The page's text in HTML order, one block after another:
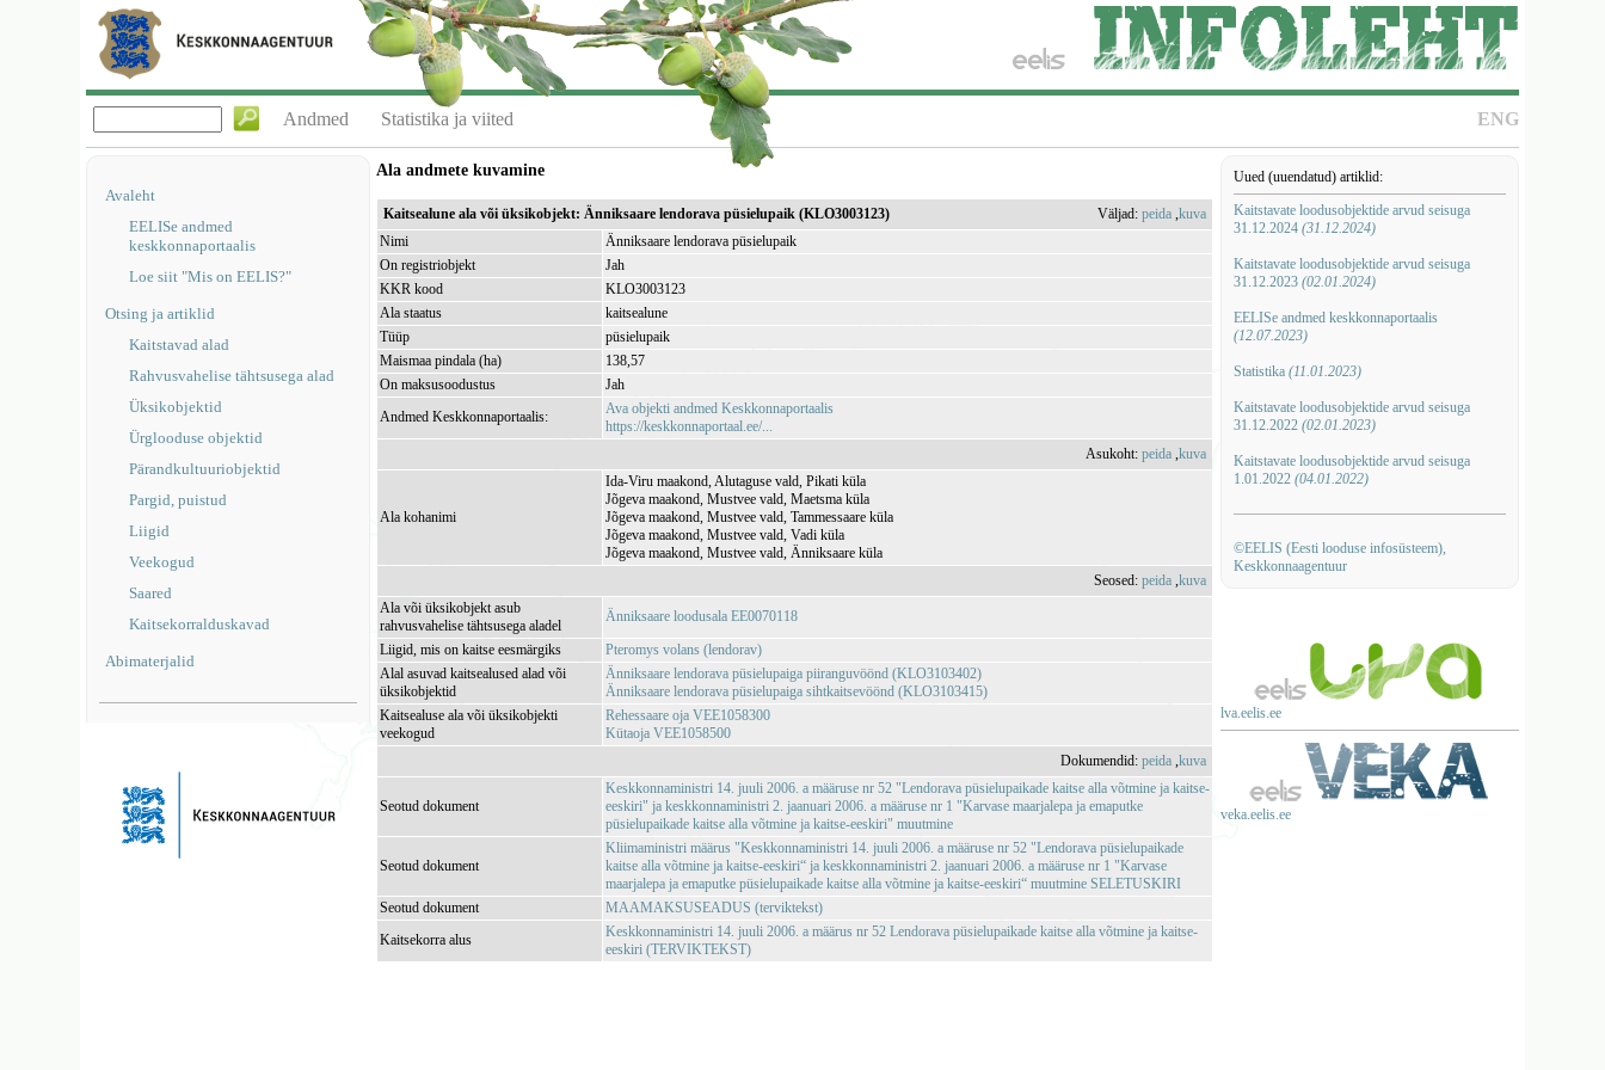
ENG
Andmed Statistika ja viited
Avaleht
EELISe andmed
keskkonnaportaalis
Loe siit "Mis on EELIS?"
Otsing ja artiklid
Kaitstavad alad
Rahvusvahelise tähtsusega alad
Üksikobjektid
Ürglooduse objektid
Pärandkultuuriobjektid
Pargid, puistud
Liigid
Veekogud
Saared
Kaitsekorralduskavad
Abimaterjalid
Uued (uuendatud) artiklid:
Kaitstavate loodusobjektide arvud seisuga
31.12.2024 (31.12.2024)
Kaitstavate loodusobjektide arvud seisuga
31.12.2023 (02.01.2024)
EELISe andmed keskkonnaportaalis
(12.07.2023)
Statistika (11.01.2023)
Kaitstavate loodusobjektide arvud seisuga
31.12.2022 (02.01.2023)
Kaitstavate loodusobjektide arvud seisuga
1.01.2022 (04.01.2022)
©EELIS (Eesti looduse infosüsteem),
Keskkonnaagentuur
lva.eelis.ee
veka.eelis.ee
Ala andmete kuvamine
Kaitsealune ala või üksikobjekt: Änniksaare lendorava püsielupaik (KLO3003123) Väljad:peida ,kuva
Nimi
Änniksaare lendorava püsielupaik
On registriobjekt
Jah
KKR kood
KLO3003123
Ala staatus
kaitsealune
Tüüp
püsielupaik
Maismaa pindala (ha)
138,57
On maksusoodustus
Jah
Andmed Keskkonnaportaalis:
Ava objekti andmed Keskkonnaportaalis
https://keskkonnaportaal.ee/...
Asukoht:peida ,kuva
Ala kohanimi
Ida-Viru maakond, Alutaguse vald, Pikati küla
Jõgeva maakond, Mustvee vald, Maetsma küla
Jõgeva maakond, Mustvee vald, Tammessaare küla
Jõgeva maakond, Mustvee vald, Vadi küla
Jõgeva maakond, Mustvee vald, Änniksaare küla
Seosed:peida ,kuva
Ala või üksikobjekt asub
rahvusvahelise tähtsusega aladel
Änniksaare loodusala EE0070118
Liigid, mis on kaitse eesmärgiks
Pteromys volans (lendorav)
Alal asuvad kaitsealused alad või
üksikobjektid
Änniksaare lendorava püsielupaiga piiranguvöönd (KLO3103402)
Änniksaare lendorava püsielupaiga sihtkaitsevöönd (KLO3103415)
Kaitsealuse ala või üksikobjekti
veekogud
Rehessaare oja VEE1058300
Kütaoja VEE1058500
Dokumendid:peida ,kuva
Seotud dokument
Keskkonnaministri 14. juuli 2006. a määruse nr 52 "Lendorava püsielupaikade kaitse alla võtmine ja kaitse-
eeskiri" ja keskkonnaministri 2. jaanuari 2006. a määruse nr 1 "Karvase maarjalepa ja emaputke
püsielupaikade kaitse alla võtmine ja kaitse-eeskiri" muutmine
Seotud dokument
Kliimaministri määrus "Keskkonnaministri 14. juuli 2006. a määruse nr 52 "Lendorava püsielupaikade
kaitse alla võtmine ja kaitse-eeskiri“ ja keskkonnaministri 2. jaanuari 2006. a määruse nr 1 "Karvase
maarjalepa ja emaputke püsielupaikade kaitse alla võtmine ja kaitse-eeskiri“ muutmine SELETUSKIRI
Seotud dokument
MAAMAKSUSEADUS (terviktekst)
Kaitsekorra alus
Keskkonnaministri 14. juuli 2006. a määrus nr 52 Lendorava püsielupaikade kaitse alla võtmine ja kaitse-
eeskiri (TERVIKTEKST)